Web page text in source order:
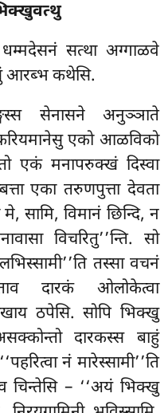
सत्था अग्गाळवे
आरब्भ कथेसि.
सेनासने अनुञ्ञाते
एको आळविको
एकं मनापरुक्खं दिस्वा
एका तरुणपुत्ता देवता
मे, सामि, विमानं छिन्दि, न
विचरितु’’न्ति. सो
तस्सा वचनं
दारकं ओलोकेत्वा
ठपेसि. सोपि भिक्खु
दारकस्स बाहुं
नं मारेस्सामी’’ति
चिन्तेसि – ‘‘अयं भिक्खु